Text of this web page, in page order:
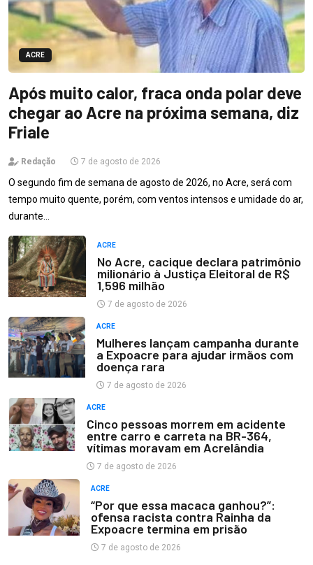
ACRE
Após muito calor, fraca onda polar deve
chegar ao Acre na próxima semana, diz
Friale
Redação 7 de agosto de 2026
O segundo fim de semana de agosto de 2026, no Acre, será com
tempo muito quente, porém, com ventos intensos e umidade do ar,
durante…
ACRE
No Acre, cacique declara patrimônio
milionário à Justiça Eleitoral de R$
1,596 milhão
7 de agosto de 2026
ACRE
Mulheres lançam campanha durante
a Expoacre para ajudar irmãos com
doença rara
7 de agosto de 2026
ACRE
Cinco pessoas morrem em acidente
entre carro e carreta na BR-364,
vítimas moravam em Acrelândia
7 de agosto de 2026
ACRE
“Por que essa macaca ganhou?”:
ofensa racista contra Rainha da
Expoacre termina em prisão
7 de agosto de 2026